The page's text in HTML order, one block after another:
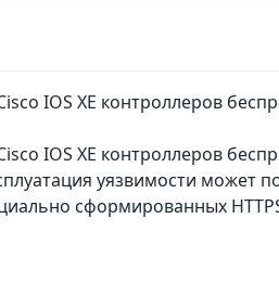
IOS XE контроллеров
IOS XE контроллеров
уязвимости может
сформированных